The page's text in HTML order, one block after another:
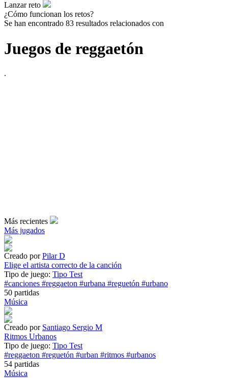
Lanzar reto
¿Cómo funcionan los retos?
Se han encontrado 83 resultados relacionados con
Juegos de reggaetón
.
Más recientes
Más jugados
Creado porPilar D
Elige el artista correcto de la canción
Tipo de juego: Tipo Test
#canciones #reggaeton #urbana #reguetón #urbano
50 partidas
Música
Creado por Santiago Sergio M
Ritmos Urbanos
Tipo de juego: Tipo Test
#reggaeton #reguetón #urban #ritmos #urbanos
54 partidas
Música